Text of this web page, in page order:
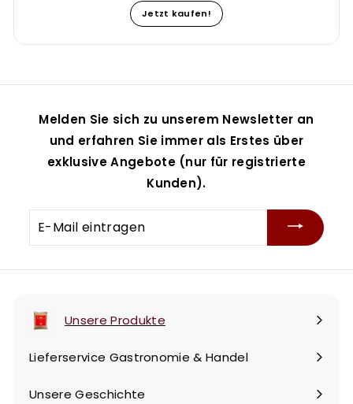
Jetzt kaufen!
Melden Sie sich zu unserem Newsletter an
und erfahren Sie immer als Erstes über
exklusive Angebote (nur für registrierte
Kunden).
E-
Unsere Produkte
Menü
maximieren
Lieferservice Gastronomie & Handel
Unsere Geschichte